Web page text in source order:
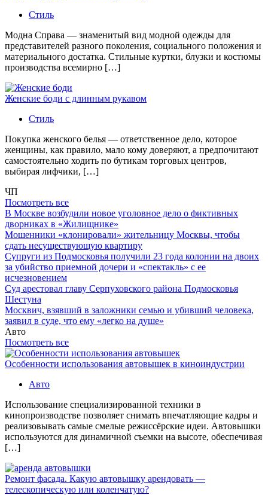
Стиль
Модна Справа — знаменитый вид модной одежды для
представителей разного поколения, социального положения и
материального достатка. Стильные куртки, блузки и костюмы
производства всемирно […]
Женские боди с длинным рукавом
Стиль
Покупка женского белья — ответственное дело, которое
женщины, как правило, мало кому доверяют, а предпочитают
самостоятельно ходить по бутикам торговых центров,
выбирая лифчики, […]
ЧП
Посмотреть все
В Москве возбудили новое уголовное дело о фиктивных
дворниках в «Жилищнике»
Мошенники «клонировали» жительницу Москвы, чтобы
сдать несуществующую квартиру
Супруги из Подмосковья получили 23 года колонии на двоих
за убийство приемной дочери и «спектакль» с ее
исчезновением
Суд арестовал главу Серпуховского района Подмосковья
Шестуна
Москвич, взявший в заложники семью и убивший человека,
заявил в суде, что ему «легко на душе»
Авто
Посмотреть все
Особенности использования автовышек в киноиндустрии
Авто
Использование специализированной техники в
кинопроизводстве позволяет снимать впечатляющие кадры и
реализовывать самые смелые режиссёрские идеи. Автовышки
используются для динамичной съемки на высоте, обеспечивая
[…]
Ремонт фасада. Какую автовышку арендовать —
телескопическую или коленчатую?